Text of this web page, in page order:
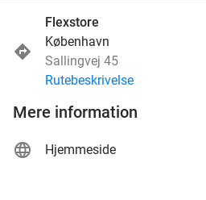
Flexstore
København
Sallingvej 45
Rutebeskrivelse
Mere information
Hjemmeside